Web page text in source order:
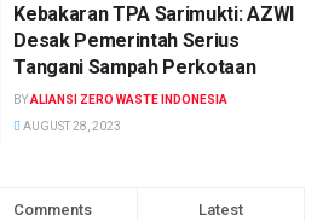
Kebakaran TPA Sarimukti: AZWI
Desak Pemerintah Serius
Tangani Sampah Perkotaan
BYALIANSI ZERO WASTE INDONESIA
AUGUST 28, 2023
Comments Latest